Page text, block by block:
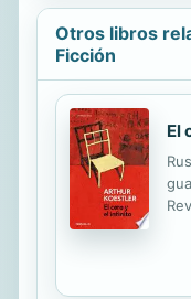
Otros libros
Ficción
El